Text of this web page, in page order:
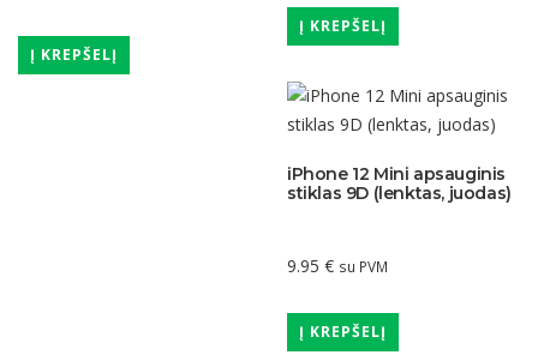
Į KREPŠELĮ
Į KREPŠELĮ
iPhone 12 Mini apsauginis
stiklas 9D (lenktas, juodas)
9.95 € su PVM
Į KREPŠELĮ